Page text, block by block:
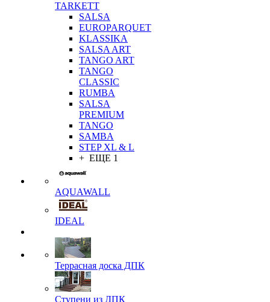
TARKETT
SALSA
EUROPARQUET
KLASSIKA
SALSA ART
TANGO ART
TANGO
CLASSIC
RUMBA
SALSA
PREMIUM
TANGO
SAMBA
STEP XL & L
+ ЕЩЕ 1
AQUAWALL
IDEAL
Террасная доска ДПК
Ступени из ДПК